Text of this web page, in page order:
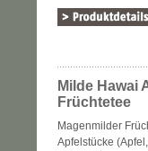
Milde Hawai
Früchtetee
Magenmilder
Apfelstücke